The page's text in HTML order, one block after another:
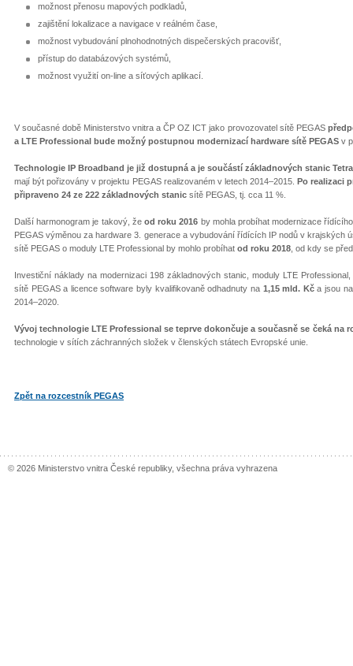
možnost přenosu mapových podkladů,
zajištění lokalizace a navigace v reálném čase,
možnost vybudování plnohodnotných dispečerských pracovišť,
přístup do databázových systémů,
možnost využití on-line a síťových aplikací.
V současné době Ministerstvo vnitra a ČP OZ ICT jako provozovatel sítě PEGAS
a LTE Professional bude možný postupnou modernizací hardware sítě PEGAS v
Technologie IP Broadband je již dostupná a je součástí základnových stanic
mají být pořizovány v projektu PEGAS realizovaném v letech 2014–2015.Po realizaci
připraveno 24 ze 222 základnových stanic sítě PEGAS, tj. cca 11 %.
Další harmonogram je takový, že od roku 2016 by mohla probíhat modernizace
PEGAS výměnou za hardware 3. generace a vybudování řídících IP nodů v krajských
sítě PEGAS o moduly LTE Professional by mohlo probíhat od roku 2018 , od kdy se
Investiční náklady na modernizaci 198 základnových stanic, moduly LTE
sítě PEGAS a licence software byly kvalifikovaně odhadnuty na 1,15 mld. Kča jsou
2014–2020.
Vývoj technologie LTE Professional se teprve dokončuje a současně se čeká na
technologie v sítích záchranných složek v členských státech Evropské unie.
Zpět na rozcestník PEGAS
© 2026 Ministerstvo vnitra České republiky, všechna práva vyhrazena